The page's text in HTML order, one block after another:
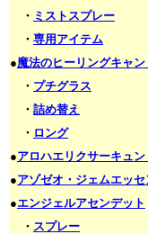
・ ミストスプレー
・ 専用アイテム
●魔法のヒーリングキャン
・ プチグラス
・ 詰め替え
・ ロング
●アロハエリクサーキュン
●アゾゼオ・ジェムエッセ
●エンジェルアセンデット
・ スプレー